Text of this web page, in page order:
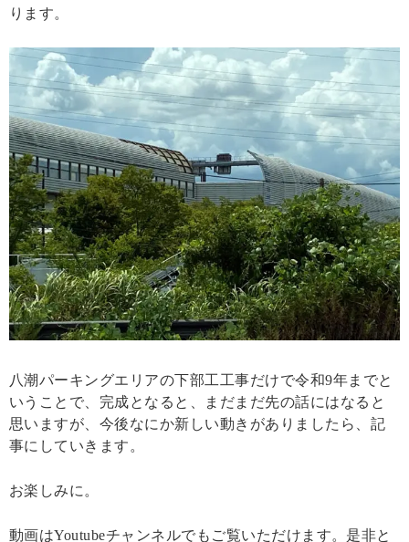
ります。
八潮パーキングエリアの下部工工事だけで令和9年までと
いうことで、完成となると、まだまだ先の話にはなると
思いますが、今後なにか新しい動きがありましたら、記
事にしていきます。
お楽しみに。
動画はYoutubeチャンネルでもご覧いただけます。是非と